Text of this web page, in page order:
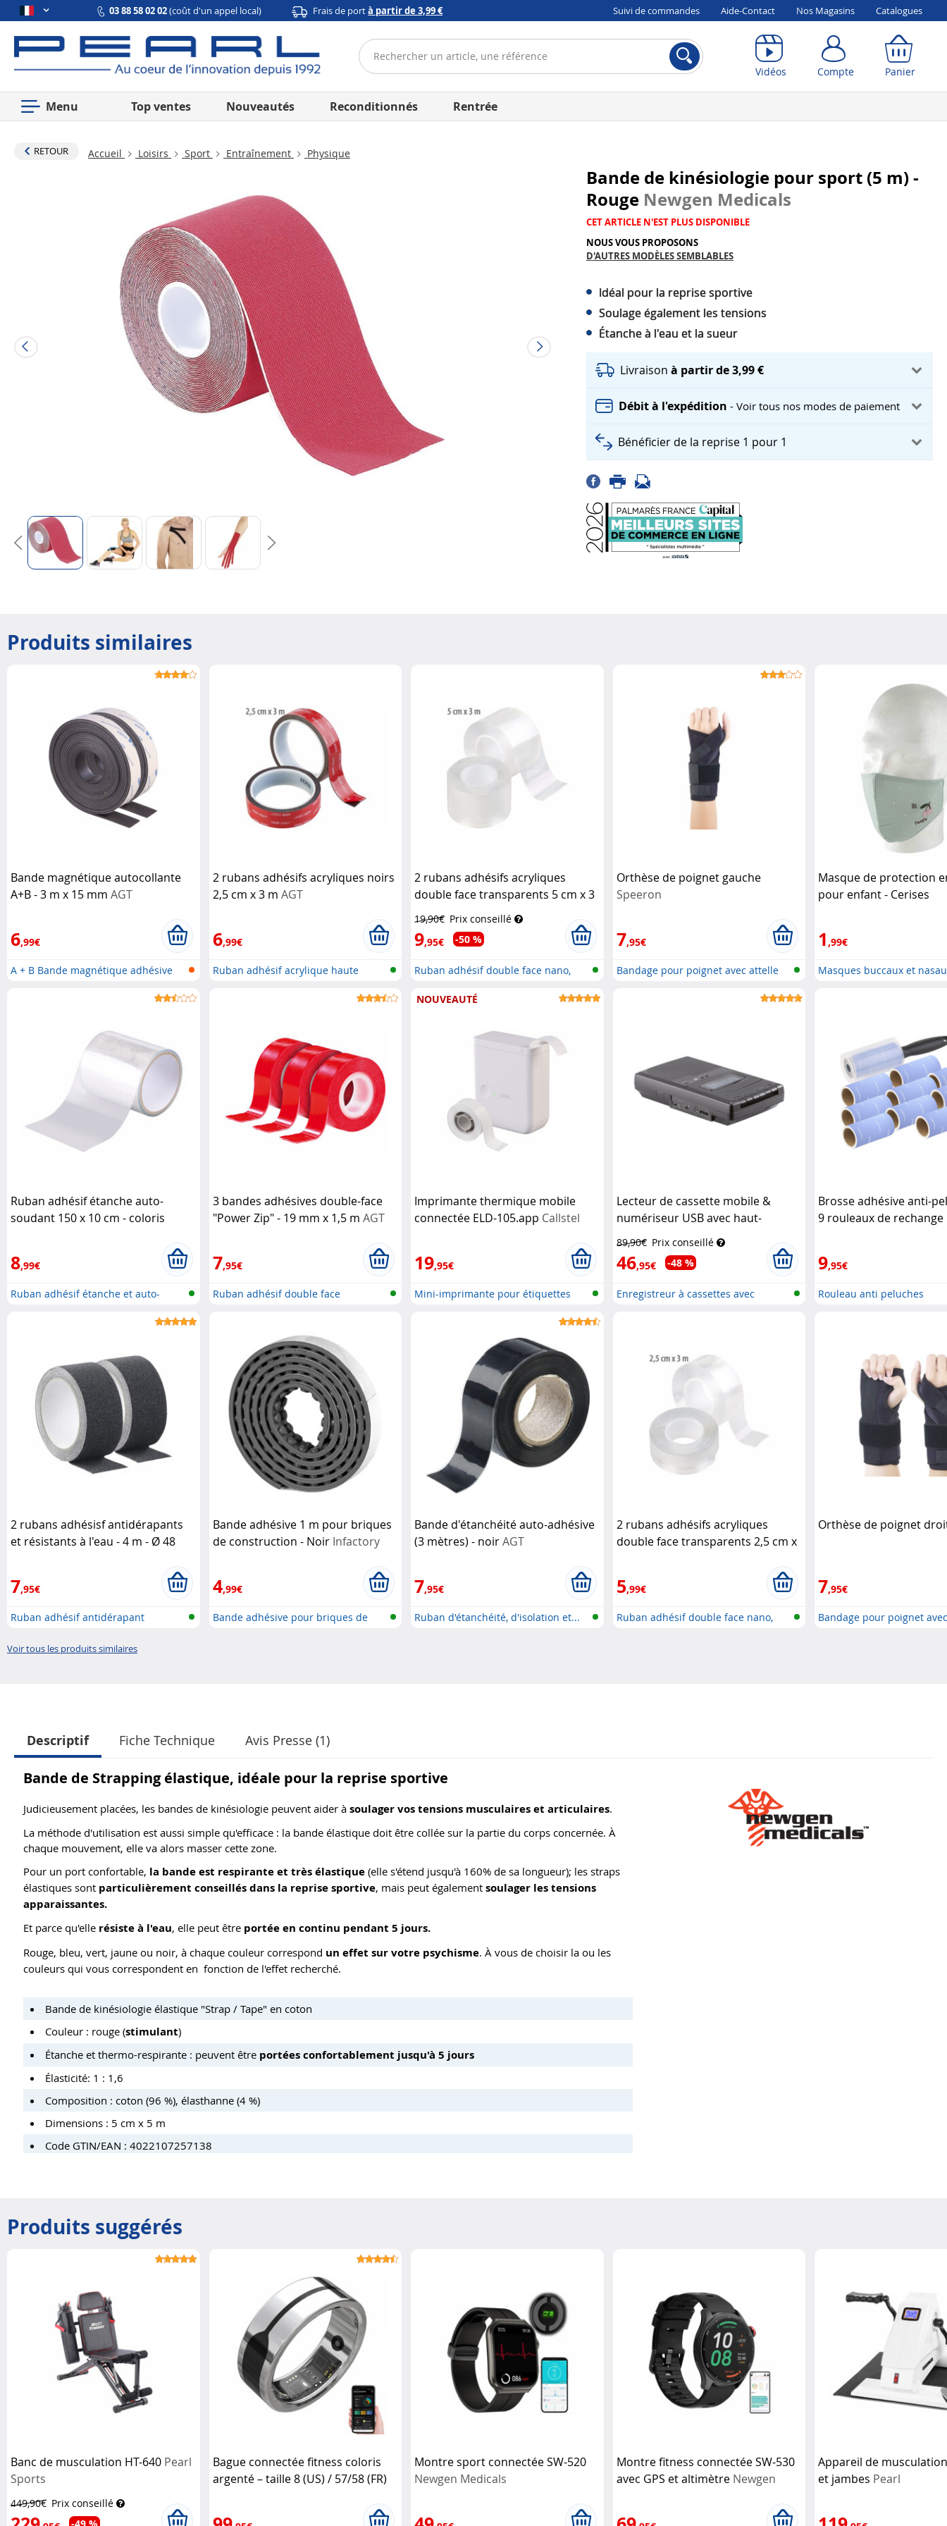
03 88 58 02 02(coût d'un appel local) Frais de portà partir de 3,99 € Suivi de commandes Aide-Contact Nos Magasins Catalogues
Vidéos Compte Panier
Menu Top ventes Nouveautés Reconditionnés Rentrée
RETOUR Accueil Loisirs Sport Entraînement Physique
Bande de kinésiologie pour sport (5 m) -
Rouge Newgen Medicals
CET ARTICLE N'EST PLUS DISPONIBLE
NOUS VOUS PROPOSONS
D'AUTRES MODÈLES SEMBLABLES
Idéal pour la reprise sportive
Soulage également les tensions
Étanche à l'eau et la sueur
Livraisonà partir de 3,99 €
Débit à l'expédition- Voir tous nos modes de paiement
Bénéficier de la reprise 1 pour 1
Produits similaires
Bande magnétique autocollante
A+B - 3 m x 15 mm AGT
6,99€
A + B Bande magnétique adhésive
2 rubans adhésifs acryliques noirs
2,5 cm x 3 m AGT
6,99€
Ruban adhésif acrylique haute
2 rubans adhésifs acryliques
double face transparents 5 cm x 3
19,90€ Prix conseillé
9,95€ -50 %
Ruban adhésif double face nano,
Orthèse de poignet gauche
Speeron
7,95€
Bandage pour poignet avec attelle
Masque de protection
pour enfant - Cerises
1,99€
Masques buccaux et
Ruban adhésif étanche auto-
soudant 150 x 10 cm - coloris
8,99€
Ruban adhésif étanche et auto-
3 bandes adhésives double-face
"Power Zip" - 19 mm x 1,5 m AGT
7,95€
Ruban adhésif double face
NOUVEAUTÉ
Imprimante thermique mobile
connectée ELD-105.app Callstel
19,95€
Mini-imprimante pour étiquettes
Lecteur de cassette mobile &
numériseur USB avec haut-
parleur, prise casque et
microphoneAuvisio
89,90€ Prix conseillé
46,95€ -48 %
Enregistreur à cassettes avec
Brosse adhésive anti-
9 rouleaux de rechange
9,95€
Rouleau anti peluches
2 rubans adhésisf antidérapants
et résistants à l'eau - 4 m - Ø 48
7,95€
Ruban adhésif antidérapant
Bande adhésive 1 m pour briques
de construction - Noir Infactory
4,99€
Bande adhésive pour briques de
Bande d'étanchéité auto-adhésive
(3 mètres) - noirAGT
7,95€
Ruban d'étanchéité, d'isolation et...
2 rubans adhésifs acryliques
double face transparents 2,5 cm x
5,99€
Ruban adhésif double face nano,
Orthèse de poignet
7,95€
Bandage pour poignet
Voir tous les produits similaires
Descriptif Fiche Technique Avis Presse (1)
Bande de Strapping élastique, idéale pour la reprise sportive
Judicieusement placées, les bandes de kinésiologie peuvent aider à soulager vos tensions musculaires et articulaires.
La méthode d'utilisation est aussi simple qu'efficace : la bande élastique doit être collée sur la partie du corps concernée. À
chaque mouvement, elle va alors masser cette zone.
Pour un port confortable, la bande est respirante et très élastique (elle s'étend jusqu'à 160% de sa longueur); les straps
élastiques sont particulièrement conseillés dans la reprise sportive, mais peut également soulager les tensions
apparaissantes.
Et parce qu'elle résiste à l'eau, elle peut être portée en continu pendant 5 jours.
Rouge, bleu, vert, jaune ou noir, à chaque couleur correspond un effet sur votre psychisme. À vous de choisir la ou les
couleurs qui vous correspondent en fonction de l'effet recherché.
Bande de kinésiologie élastique "Strap / Tape" en coton
Couleur : rouge (stimulant)
Étanche et thermo-respirante : peuvent être portées confortablement jusqu'à 5 jours
Élasticité: 1 : 1,6
Composition : coton (96 %), élasthanne (4 %)
Dimensions : 5 cm x 5 m
Code GTIN/EAN : 4022107257138
Produits suggérés
Banc de musculation HT-640 Pearl
Sports
449,90€ Prix conseillé
Bague connectée fitness coloris
argenté – taille 8 (US) / 57/58 (FR)
Montre sport connectée SW-520
Newgen Medicals
Montre fitness connectée SW-530
avec GPS et altimètre Newgen
Appareil de
et jambes Pearl
Compte Panier